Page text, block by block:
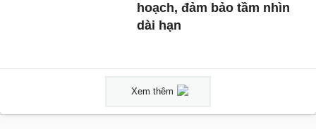
hoạch, đảm bảo tầm nhìn
dài hạn
Xem thêm